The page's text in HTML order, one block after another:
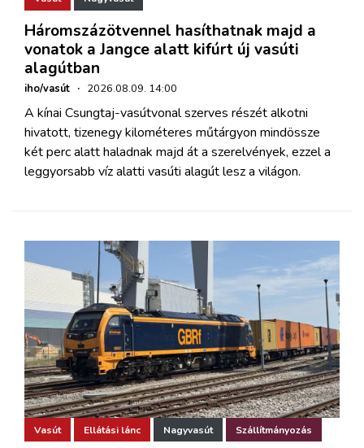
Háromszázötvennel hasíthatnak majd a
vonatok a Jangce alatt kifúrt új vasúti
alagútban
iho/vasút · 2026.08.09. 14:00
A kínai Csungtaj-vasútvonal szerves részét alkotni
hivatott, tizenegy kilométeres műtárgyon mindössze
két perc alatt haladnak majd át a szerelvények, ezzel a
leggyorsabb víz alatti vasúti alagút lesz a világon.
Vasút Ellátási lánc Nagyvasút Szállítmányozás